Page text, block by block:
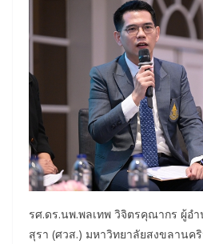
รศ.ดร.นพ.พลเทพ วิจิตรคุณากร ผู้อ
สุรา (ศวส.) มหาวิทยาลัยสงขลานค